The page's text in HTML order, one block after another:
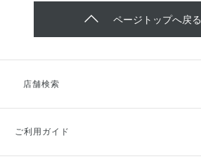
ページトップへ戻る
店舗検索
ご利用ガイド